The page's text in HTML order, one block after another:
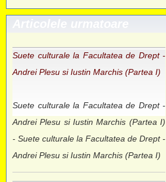
Articolele urmatoare
Suete culturale la Facultatea de Drept -
Andrei Plesu si Iustin Marchis (Partea I)
Suete culturale la Facultatea de Drept -
Andrei Plesu si Iustin Marchis (Partea I)
- Suete culturale la Facultatea de Drept -
Andrei Plesu si Iustin Marchis (Partea I)